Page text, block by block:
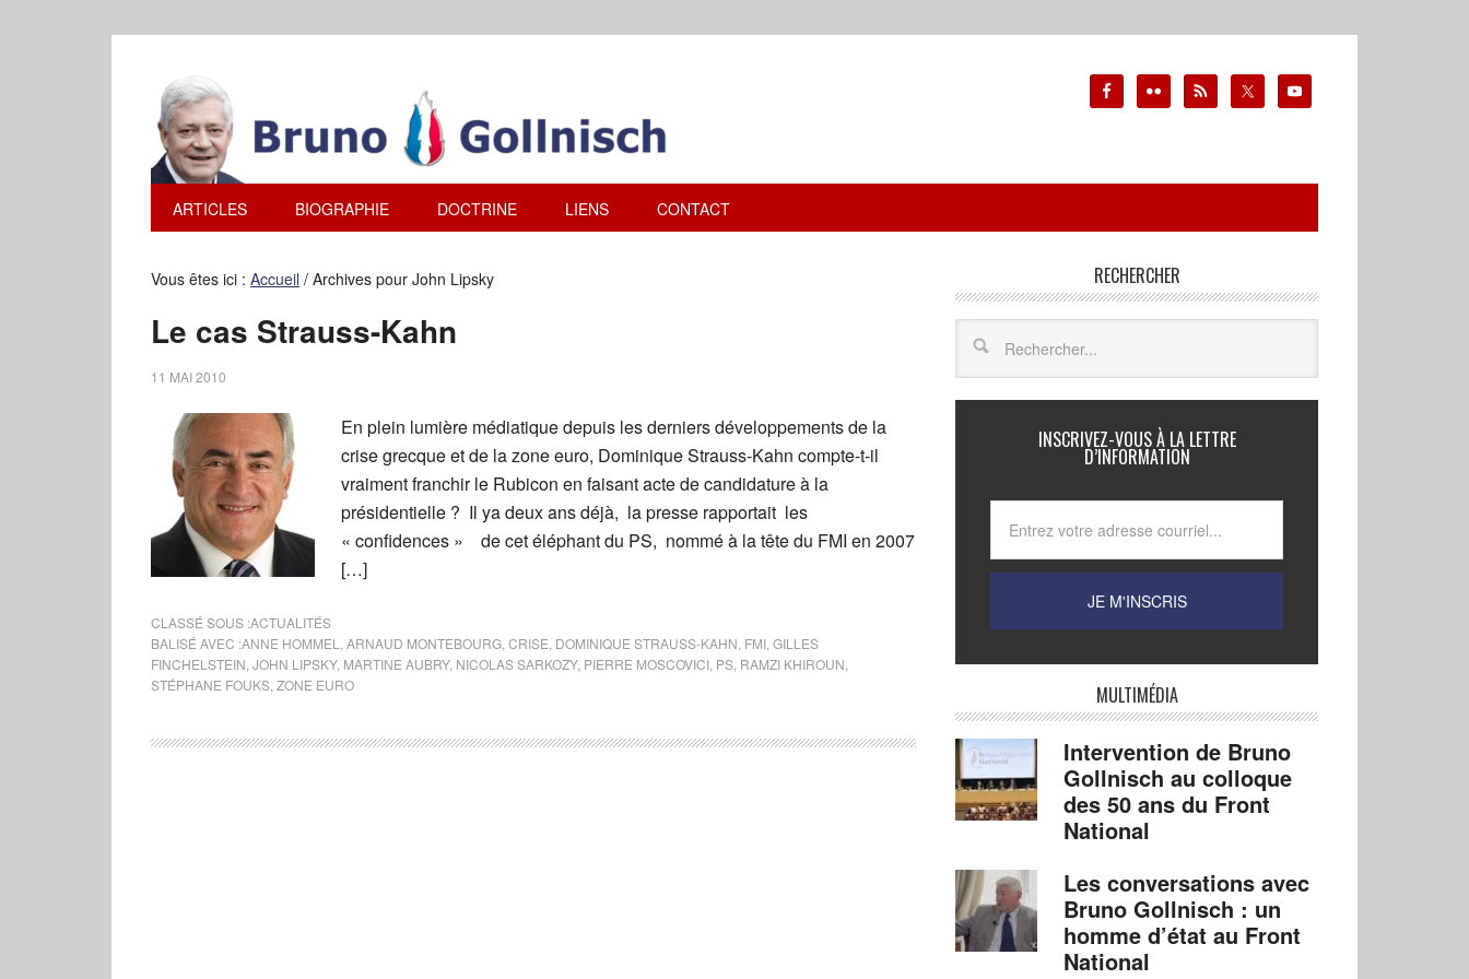
ARTICLES BIOGRAPHIE DOCTRINE LIENS CONTACT
Vous êtes ici : Accueil / Archives pour John Lipsky
Le cas Strauss-Kahn
11 MAI 2010
En plein lumière médiatique depuis les derniers développements de la
crise grecque et de la zone euro, Dominique Strauss-Kahn compte-t-il
vraiment franchir le Rubicon en faisant acte de candidature à la
présidentielle ? Il ya deux ans déjà, la presse rapportait les
« confidences » de cet éléphant du PS, nommé à la tête du FMI en 2007
[…]
CLASSÉ SOUS :ACTUALITÉS
BALISÉ AVEC :ANNE HOMMEL ARNAUD MONTEBOURG CRISE DOMINIQUE STRAUSS-KAHN FMI GILLES
FINCHELSTEIN JOHN LIPSKY, MARTINE AUBRY, NICOLAS SARKOZY, PIERRE MOSCOVICI PS RAMZI KHIROUN
STÉPHANE FOUKS ZONE EURO
RECHERCHER
INSCRIVEZ-VOUS À LA LETTRE
D’INFORMATION
MULTIMÉDIA
Intervention de Bruno
Gollnisch au colloque
des 50 ans du Front
National
Les conversations avec
Bruno Gollnisch : un
homme d’état au Front
National